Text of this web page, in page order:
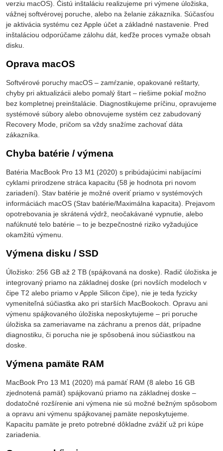
verziu macOS). Čistú inštaláciu realizujeme pri výmene úložiska,
vážnej softvérovej poruche, alebo na želanie zákazníka. Súčasťou
je aktivácia systému cez Apple účet a základné nastavenie. Pred
inštaláciou odporúčame zálohu dát, keďže proces vymaže obsah
disku.
Oprava macOS
Softvérové poruchy macOS – zamŕzanie, opakované reštarty,
chyby pri aktualizácii alebo pomalý štart – riešime pokiaľ možno
bez kompletnej preinštalácie. Diagnostikujeme príčinu, opravujeme
systémové súbory alebo obnovujeme systém cez zabudovaný
Recovery Mode, pričom sa vždy snažíme zachovať dáta
zákazníka.
Chyba batérie / výmena
Batéria MacBook Pro 13 M1 (2020) s pribúdajúcimi nabíjacími
cyklami prirodzene stráca kapacitu (58 je hodnota pri novom
zariadení). Stav batérie je možné overiť priamo v systémových
informáciách macOS (Stav batérie/Maximálna kapacita). Prejavom
opotrebovania je skrátená výdrž, neočakávané vypnutie, alebo
nafúknuté telo batérie – to je bezpečnostné riziko vyžadujúce
okamžitú výmenu.
Výmena disku / SSD
Úložisko: 256 GB až 2 TB (spájkovaná na doske). Radič úložiska je
integrovaný priamo na základnej doske (pri novších modeloch v
čipe T2 alebo priamo v Apple Silicon čipe), nie je teda fyzicky
vymeniteľná súčiastka ako pri starších MacBookoch. Opravu ani
výmenu spájkovaného úložiska neposkytujeme – pri poruche
úložiska sa zameriavame na záchranu a prenos dát, prípadne
diagnostiku, či porucha nie je spôsobená inou súčiastkou na
doske.
Výmena pamäte RAM
MacBook Pro 13 M1 (2020) má pamäť RAM (8 alebo 16 GB
zjednotená pamäť) spájkovanú priamo na základnej doske –
dodatočné rozšírenie ani výmena nie sú možné bežným spôsobom
a opravu ani výmenu spájkovanej pamäte neposkytujeme.
Kapacitu pamäte je preto potrebné dôkladne zvážiť už pri kúpe
zariadenia.